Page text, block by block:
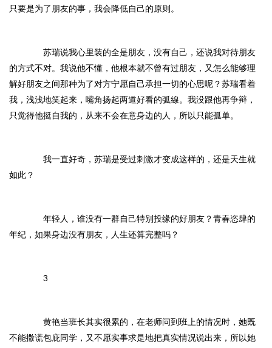
只要是为了朋友的事，我会降低自己的原则。
苏瑞说我心里装的全是朋友，没有自己，还说我对待朋友
的方式不对。我说他不懂，他根本就不曾有过朋友，又怎么能够理
解好朋友之间那种为了对方宁愿自己承担一切的心思呢？苏瑞看着
我，浅浅地笑起来，嘴角扬起两道好看的弧線。我没跟他再争辩，
只觉得他挺自我的，从来不会在意身边的人，所以只能孤单。
我一直好奇，苏瑞是受过刺激才变成这样的，还是天生就
如此？
年轻人，谁没有一群自己特别投缘的好朋友？青春恣肆的
年纪，如果身边没有朋友，人生还算完整吗？
3
黄艳当班长其实很累的，在老师问到班上的情况时，她既
不能撒谎包庇同学，又不愿实事求是地把真实情况说出来，所以她